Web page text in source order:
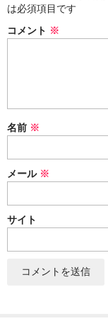
ふた付き
単品
セット
アウトレット
お問い合わせ
は必須項目です
コメント ※
名前 ※
メール ※
サイト